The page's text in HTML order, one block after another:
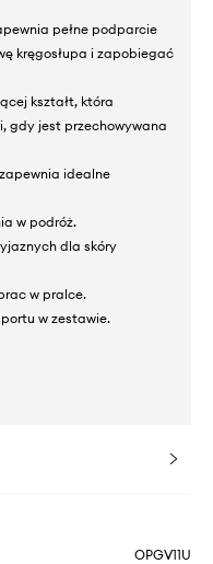
pełne podparcie
kręgosłupa i zapobiegać
kształt, która
gdy jest przechowywana
idealne
w podróż.
dla skóry
w pralce.
w zestawie.
OPGV11U